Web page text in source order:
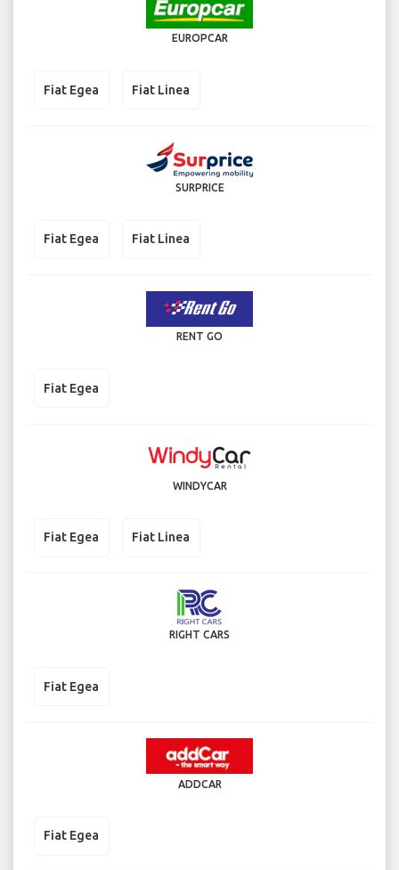
EUROPCAR
Fiat Egea Fiat Linea
SURPRICE
Fiat Egea Fiat Linea
RENT GO
Fiat Egea
WINDYCAR
Fiat Egea Fiat Linea
RIGHT CARS
Fiat Egea
ADDCAR
Fiat Egea